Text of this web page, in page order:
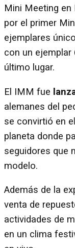
Mini Meeting en
por el primer
ejemplares
con un ejemplar
último lugar.
El IMM fue
alemanes del
se convirtió en
planeta donde
seguidores que
modelo.
Además de la
venta de
actividades de
en un clima